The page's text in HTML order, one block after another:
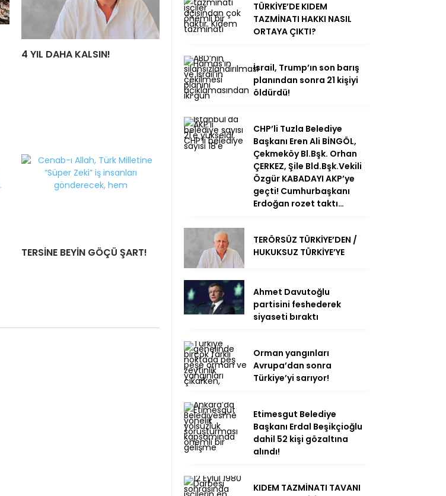
4 YIL DAHA KALSIN!
TERSİNE BEYİN GÖÇÜ ŞART!
TÜRKİYE’DE KIDEM
TAZMİNATI HAKKI NASIL
ORTAYA ÇIKTI?
İsrail, Trump’ın son barış
planından sonra 21 kişiyi
öldürdü!
CHP’li Tuzla Belediye
Başkanı Eren Ali BİNGÖL,
Çekmeköy Bl.Bşk. Orhan
ÇERKEZ, Şile Bld.Bşk.Vekili
Özgür KABADAYI AKP’ye
geçti! Cumhurbaşkanı
Erdoğan rozet taktı…
TERÖRSÜZ TÜRKİYE’DEN /
HUKUKSUZ TÜRKİYE’YE
Ahmet Davutoğlu
partisini feshederek
siyaseti bıraktı
Orman yangınları
Avrupa’dan sonra
Türkiye’yi sarıyor!
Etimesgut Belediye
Başkanı Erdal Beşikçioğlu
dahil 52 kişi gözaltına
alındı!
KIDEM TAZMİNATI TAVANI